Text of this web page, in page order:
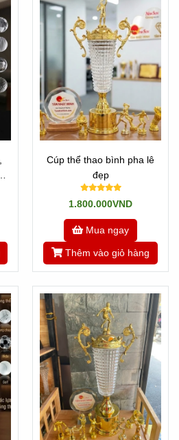
Cúp thể thao bình pha lê
đẹp
1.800.000VND
Mua ngay
Thêm vào giỏ hàng